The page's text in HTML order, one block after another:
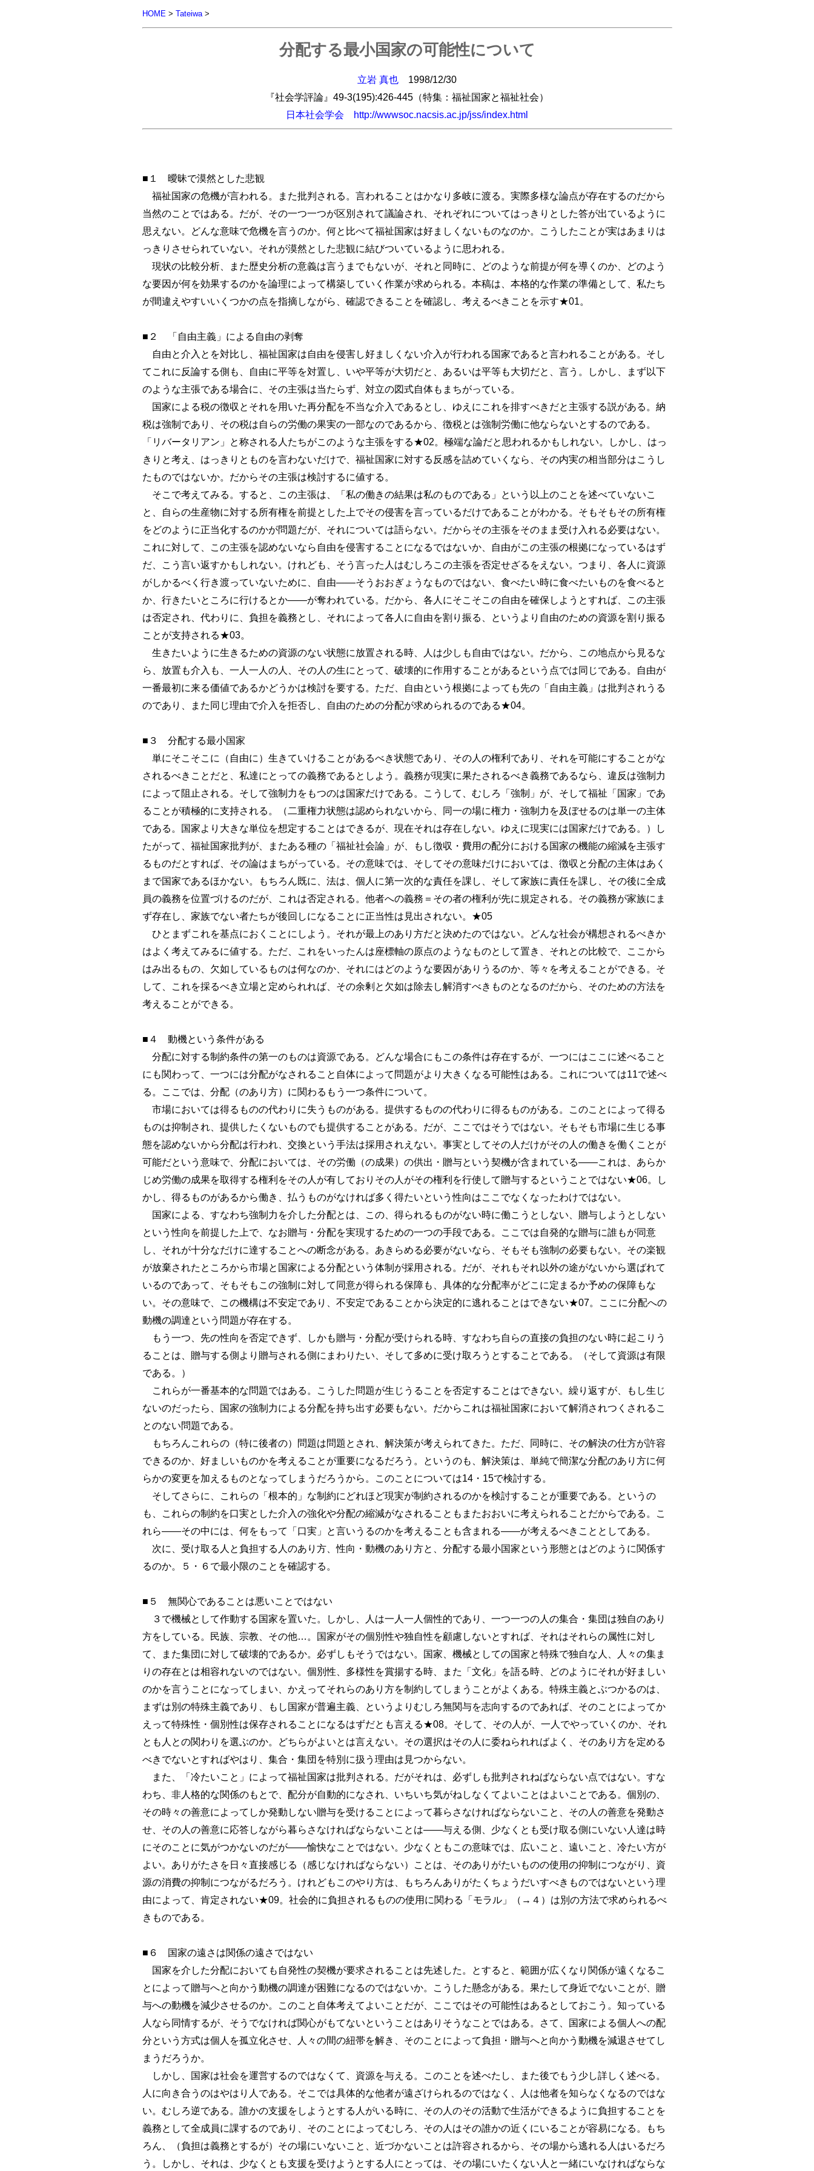
HOME> Tateiwa>
分配する最小国家の可能性について
立岩 真也
1998/12/30
『社会学評論』49-3(195):426-445（特集：福祉国家と福祉社会）
日本社会学会
http://wwwsoc.nacsis.ac.jp/jss/index.html
■１ 曖昧で漠然とした悲観
福祉国家の危機が言われる。また批判される。言われることはかなり多岐に渡る。実際多様な論点が存在するのだから
当然のことではある。だが、その一つ一つが区別されて議論され、それぞれについてはっきりとした答が出ているように
思えない。どんな意味で危機を言うのか。何と比べて福祉国家は好ましくないものなのか。こうしたことが実はあまりは
っきりさせられていない。それが漠然とした悲観に結びついているように思われる。
現状の比較分析、また歴史分析の意義は言うまでもないが、それと同時に、どのような前提が何を導くのか、どのよう
な要因が何を効果するのかを論理によって構築していく作業が求められる。本稿は、本格的な作業の準備として、私たち
が間違えやすいいくつかの点を指摘しながら、確認できることを確認し、考えるべきことを示す★01。
■２ 「自由主義」による自由の剥奪
自由と介入とを対比し、福祉国家は自由を侵害し好ましくない介入が行われる国家であると言われることがある。そし
てこれに反論する側も、自由に平等を対置し、いや平等が大切だと、あるいは平等も大切だと、言う。しかし、まず以下
のような主張である場合に、その主張は当たらず、対立の図式自体もまちがっている。
国家による税の徴収とそれを用いた再分配を不当な介入であるとし、ゆえにこれを排すべきだと主張する説がある。納
税は強制であり、その税は自らの労働の果実の一部なのであるから、徴税とは強制労働に他ならないとするのである。
「リバータリアン」と称される人たちがこのような主張をする★02。極端な論だと思われるかもしれない。しかし、はっ
きりと考え、はっきりとものを言わないだけで、福祉国家に対する反感を詰めていくなら、その内実の相当部分はこうし
たものではないか。だからその主張は検討するに値する。
そこで考えてみる。すると、この主張は、「私の働きの結果は私のものである」という以上のことを述べていないこ
と、自らの生産物に対する所有権を前提とした上でその侵害を言っているだけであることがわかる。そもそもその所有権
をどのように正当化するのかが問題だが、それについては語らない。だからその主張をそのまま受け入れる必要はない。
これに対して、この主張を認めないなら自由を侵害することになるではないか、自由がこの主張の根拠になっているはず
だ、こう言い返すかもしれない。けれども、そう言った人はむしろこの主張を否定せざるをえない。つまり、各人に資源
がしかるべく行き渡っていないために、自由――そうおおぎょうなものではない、食べたい時に食べたいものを食べると
か、行きたいところに行けるとか――が奪われている。だから、各人にそこそこの自由を確保しようとすれば、この主張
は否定され、代わりに、負担を義務とし、それによって各人に自由を割り振る、というより自由のための資源を割り振る
ことが支持される★03。
生きたいように生きるための資源のない状態に放置される時、人は少しも自由ではない。だから、この地点から見るな
ら、放置も介入も、一人一人の人、その人の生にとって、破壊的に作用することがあるという点では同じである。自由が
一番最初に来る価値であるかどうかは検討を要する。ただ、自由という根拠によっても先の「自由主義」は批判されうる
のであり、また同じ理由で介入を拒否し、自由のための分配が求められるのである★04。
■３ 分配する最小国家
単にそこそこに（自由に）生きていけることがあるべき状態であり、その人の権利であり、それを可能にすることがな
されるべきことだと、私達にとっての義務であるとしよう。義務が現実に果たされるべき義務であるなら、違反は強制力
によって阻止される。そして強制力をもつのは国家だけである。こうして、むしろ「強制」が、そして福祉「国家」であ
ることが積極的に支持される。（二重権力状態は認められないから、同一の場に権力・強制力を及ぼせるのは単一の主体
である。国家より大きな単位を想定することはできるが、現在それは存在しない。ゆえに現実には国家だけである。）し
たがって、福祉国家批判が、またある種の「福祉社会論」が、もし徴収・費用の配分における国家の機能の縮減を主張す
るものだとすれば、その論はまちがっている。その意味では、そしてその意味だけにおいては、徴収と分配の主体はあく
まで国家であるほかない。もちろん既に、法は、個人に第一次的な責任を課し、そして家族に責任を課し、その後に全成
員の義務を位置づけるのだが、これは否定される。他者への義務＝その者の権利が先に規定される。その義務が家族にま
ず存在し、家族でない者たちが後回しになることに正当性は見出されない。★05
ひとまずこれを基点におくことにしよう。それが最上のあり方だと決めたのではない。どんな社会が構想されるべきか
はよく考えてみるに値する。ただ、これをいったんは座標軸の原点のようなものとして置き、それとの比較で、ここから
はみ出るもの、欠如しているものは何なのか、それにはどのような要因がありうるのか、等々を考えることができる。そ
して、これを採るべき立場と定められれば、その余剰と欠如は除去し解消すべきものとなるのだから、そのための方法を
考えることができる。
■４ 動機という条件がある
分配に対する制約条件の第一のものは資源である。どんな場合にもこの条件は存在するが、一つにはここに述べること
にも関わって、一つには分配がなされること自体によって問題がより大きくなる可能性はある。これについては11で述べ
る。ここでは、分配（のあり方）に関わるもう一つ条件について。
市場においては得るものの代わりに失うものがある。提供するものの代わりに得るものがある。このことによって得る
ものは抑制され、提供したくないものでも提供することがある。だが、ここではそうではない。そもそも市場に生じる事
態を認めないから分配は行われ、交換という手法は採用されえない。事実としてその人だけがその人の働きを働くことが
可能だという意味で、分配においては、その労働（の成果）の供出・贈与という契機が含まれている――これは、あらか
じめ労働の成果を取得する権利をその人が有しておりその人がその権利を行使して贈与するということではない★06。し
かし、得るものがあるから働き、払うものがなければ多く得たいという性向はここでなくなったわけではない。
国家による、すなわち強制力を介した分配とは、この、得られるものがない時に働こうとしない、贈与しようとしない
という性向を前提した上で、なお贈与・分配を実現するための一つの手段である。ここでは自発的な贈与に誰もが同意
し、それが十分なだけに達することへの断念がある。あきらめる必要がないなら、そもそも強制の必要もない。その楽観
が放棄されたところから市場と国家による分配という体制が採用される。だが、それもそれ以外の途がないから選ばれて
いるのであって、そもそもこの強制に対して同意が得られる保障も、具体的な分配率がどこに定まるか予めの保障もな
い。その意味で、この機構は不安定であり、不安定であることから決定的に逃れることはできない★07。ここに分配への
動機の調達という問題が存在する。
もう一つ、先の性向を否定できず、しかも贈与・分配が受けられる時、すなわち自らの直接の負担のない時に起こりう
ることは、贈与する側より贈与される側にまわりたい、そして多めに受け取ろうとすることである。（そして資源は有限
である。）
これらが一番基本的な問題ではある。こうした問題が生じうることを否定することはできない。繰り返すが、もし生じ
ないのだったら、国家の強制力による分配を持ち出す必要もない。だからこれは福祉国家において解消されつくされるこ
とのない問題である。
もちろんこれらの（特に後者の）問題は問題とされ、解決策が考えられてきた。ただ、同時に、その解決の仕方が許容
できるのか、好ましいものかを考えることが重要になるだろう。というのも、解決策は、単純で簡潔な分配のあり方に何
らかの変更を加えるものとなってしまうだろうから。このことについては14・15で検討する。
そしてさらに、これらの「根本的」な制約にどれほど現実が制約されるのかを検討することが重要である。というの
も、これらの制約を口実とした介入の強化や分配の縮減がなされることもまたおおいに考えられることだからである。こ
れら――その中には、何をもって「口実」と言いうるのかを考えることも含まれる――が考えるべきこととしてある。
次に、受け取る人と負担する人のあり方、性向・動機のあり方と、分配する最小国家という形態とはどのように関係す
るのか。５・６で最小限のことを確認する。
■５ 無関心であることは悪いことではない
３で機械として作動する国家を置いた。しかし、人は一人一人個性的であり、一つ一つの人の集合・集団は独自のあり
方をしている。民族、宗教、その他…。国家がその個別性や独自性を顧慮しないとすれば、それはそれらの属性に対し
て、また集団に対して破壊的であるか。必ずしもそうではない。国家、機械としての国家と特殊で独自な人、人々の集ま
りの存在とは相容れないのではない。個別性、多様性を賞揚する時、また「文化」を語る時、どのようにそれが好ましい
のかを言うことになってしまい、かえってそれらのあり方を制約してしまうことがよくある。特殊主義とぶつかるのは、
まずは別の特殊主義であり、もし国家が普遍主義、というよりむしろ無関与を志向するのであれば、そのことによってか
えって特殊性・個別性は保存されることになるはずだとも言える★08。そして、その人が、一人でやっていくのか、それ
とも人との関わりを選ぶのか。どちらがよいとは言えない。その選択はその人に委ねられればよく、そのあり方を定める
べきでないとすればやはり、集合・集団を特別に扱う理由は見つからない。
また、「冷たいこと」によって福祉国家は批判される。だがそれは、必ずしも批判されねばならない点ではない。すな
わち、非人格的な関係のもとで、配分が自動的になされ、いちいち気がねしなくてよいことはよいことである。個別の、
その時々の善意によってしか発動しない贈与を受けることによって暮らさなければならないこと、その人の善意を発動さ
せ、その人の善意に応答しながら暮らさなければならないことは――与える側、少なくとも受け取る側にいない人達は時
にそのことに気がつかないのだが――愉快なことではない。少なくともこの意味では、広いこと、遠いこと、冷たい方が
よい。ありがたさを日々直接感じる（感じなければならない）ことは、そのありがたいものの使用の抑制につながり、資
源の消費の抑制につながるだろう。けれどもこのやり方は、もちろんありがたくちょうだいすべきものではないという理
由によって、肯定されない★09。社会的に負担されるものの使用に関わる「モラル」（→４）は別の方法で求められるべ
きものである。
■６ 国家の遠さは関係の遠さではない
国家を介した分配においても自発性の契機が要求されることは先述した。とすると、範囲が広くなり関係が遠くなるこ
とによって贈与へと向かう動機の調達が困難になるのではないか。こうした懸念がある。果たして身近でないことが、贈
与への動機を減少させるのか。このこと自体考えてよいことだが、ここではその可能性はあるとしておこう。知っている
人なら同情するが、そうでなければ関心がもてないということはありそうなことではある。さて、国家による個人への配
分という方式は個人を孤立化させ、人々の間の紐帯を解き、そのことによって負担・贈与へと向かう動機を減退させてし
まうだろうか。
しかし、国家は社会を運営するのではなくて、資源を与える。このことを述べたし、また後でもう少し詳しく述べる。
人に向き合うのはやはり人である。そこでは具体的な他者が遠ざけられるのではなく、人は他者を知らなくなるのではな
い。むしろ逆である。誰かの支援をしようとする人がいる時に、その人のその活動で生活ができるように負担することを
義務として全成員に課するのであり、そのことによってむしろ、その人はその誰かの近くにいることが容易になる。もち
ろん、（負担は義務とするが）その場にいないこと、近づかないことは許容されるから、その場から逃れる人はいるだろ
う。しかし、それは、少なくとも支援を受けようとする人にとっては、その場にいたくない人と一緒にいなければならな